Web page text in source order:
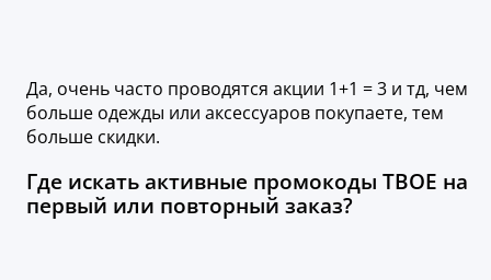
Да, очень часто проводятся акции 1+1 = 3 и тд, чем
больше одежды или аксессуаров покупаете, тем
больше скидки.
Где искать активные промокоды ТВОЕ на
первый или повторный заказ?